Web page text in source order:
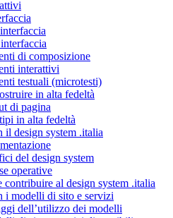
di composizione
interattivi
testuali (microtesti)
in alta fedeltà
di pagina
in alta fedeltà
il design system .italia
del design system
operative
contribuire al design system .italia
i modelli di sito e servizi
dell’utilizzo dei modelli